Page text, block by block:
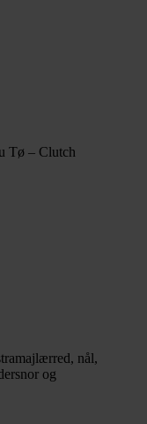
Tø – Clutch
nål,
og